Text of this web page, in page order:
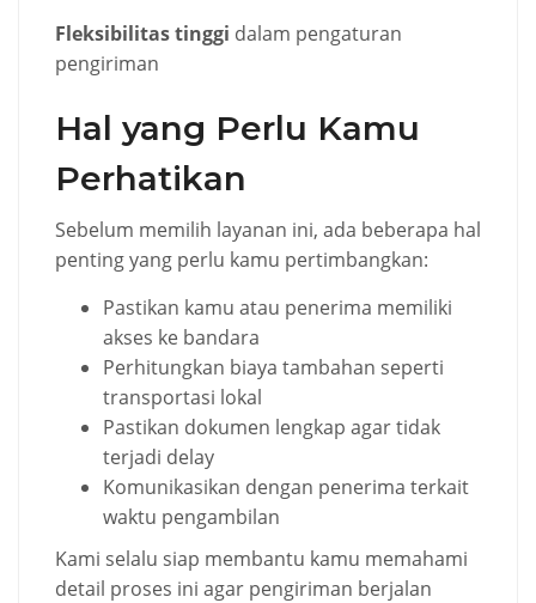
Fleksibilitas tinggi dalam pengaturan
pengiriman
Hal yang Perlu Kamu
Perhatikan
Sebelum memilih layanan ini, ada beberapa hal
penting yang perlu kamu pertimbangkan:
Pastikan kamu atau penerima memiliki
akses ke bandara
Perhitungkan biaya tambahan seperti
transportasi lokal
Pastikan dokumen lengkap agar tidak
terjadi delay
Komunikasikan dengan penerima terkait
waktu pengambilan
Kami selalu siap membantu kamu memahami
detail proses ini agar pengiriman berjalan